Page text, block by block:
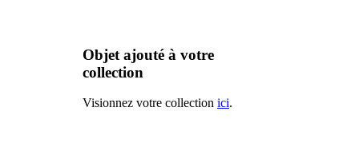
Objet ajouté à votre
collection
Visionnez votre collection ici.